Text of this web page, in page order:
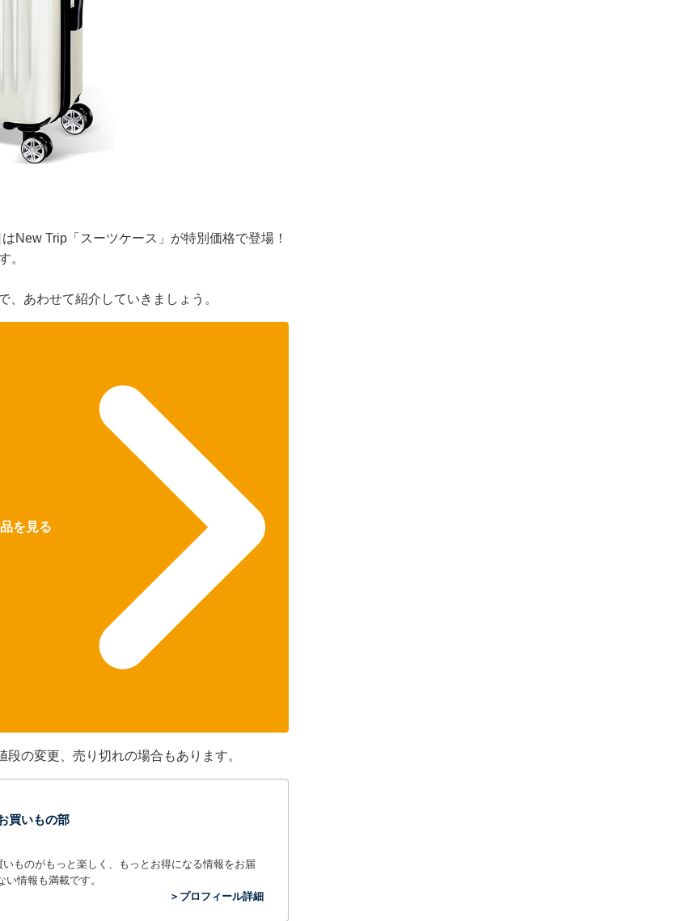
New Trip「スーツケース」が特別価格で登場！
。
あわせて紹介していきましょう。
を見る
の変更、売り切れの場合もあります。
買いもの部
ものがもっと楽しく、もっとお得になる情報をお届
情報も満載です。
＞プロフィール詳細